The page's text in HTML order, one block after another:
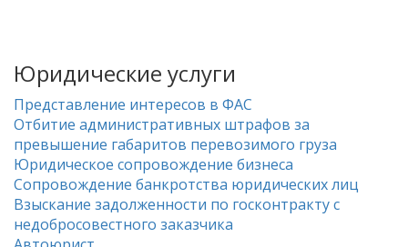
Юридические услуги
Представление интересов в ФАС
Отбитие административных штрафов за
превышение габаритов перевозимого груза
Юридическое сопровождение бизнеса
Сопровождение банкротства юридических лиц
Взыскание задолженности по госконтракту с
недобросовестного заказчика